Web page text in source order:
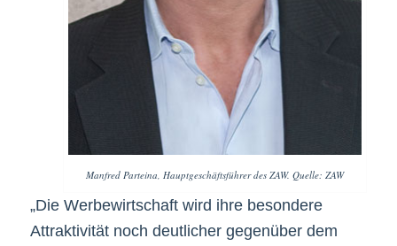
Manfred Parteina, Hauptgeschäftsführer des ZAW. Quelle: ZAW
„Die Werbewirtschaft wird ihre besondere
Attraktivität noch deutlicher gegenüber dem